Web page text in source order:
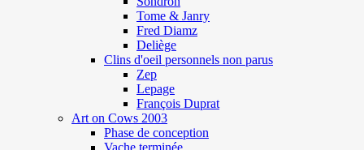
Tome & Janry
Fred Diamz
Deliège
Clins d'oeil personnels non parus
Zep
Lepage
François Duprat
Art on Cows 2003
Phase de conception
Vache terminée